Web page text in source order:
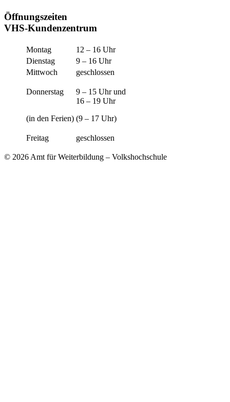
Öffnungszeiten
VHS-Kundenzentrum
Montag
12 – 16 Uhr
Dienstag
9 – 16 Uhr
Mittwoch
geschlossen
Donnerstag
(in den Ferien)
9 – 15 Uhr und
16 – 19 Uhr
(9 – 17 Uhr)
Freitag geschlossen
© 2026 Amt für Weiterbildung – Volkshochschule